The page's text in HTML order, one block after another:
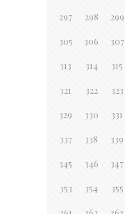
297 298 299
305 306 307
313 314 315
321 322 323
329 330 331
337 338 339
345 346 347
353 354 355